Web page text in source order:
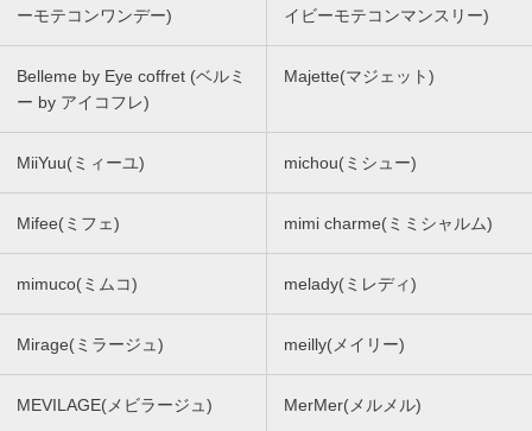
ーモテコンワンデー)
イビーモテコンマンスリー)
Belleme by Eye coffret (ベルミ
ー by アイコフレ)
Majette(マジェット)
MiiYuu(ミィーユ) michou(ミシュー)
Mifee(ミフェ) mimi charme(ミミシャルム)
mimuco(ミムコ) melady(ミレディ)
Mirage(ミラージュ) meilly(メイリー)
MEVILAGE(メビラージュ) MerMer(メルメル)